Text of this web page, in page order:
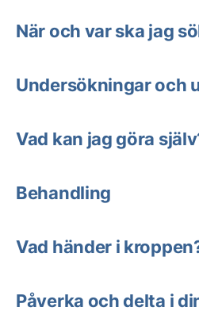
När och var ska jag
Undersökningar och
Vad kan jag göra
Behandling
Vad händer i
Påverka och delta i